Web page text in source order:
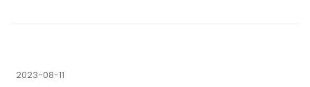
2023-08-11